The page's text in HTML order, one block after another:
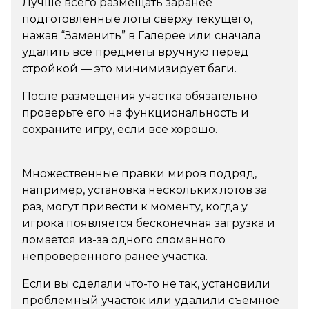
подготовленные лоты сверху текущего,
нажав “Заменить” в Галерее или сначала
удалить все предметы вручную перед
стройкой — это минимизирует баги.
После размещения участка обязательно
проверьте его на функциональность и
сохраните игру, если все хорошо.
Множественные правки миров подряд,
например, установка нескольких лотов за
раз, могут привести к моменту, когда у
игрока появляется бесконечная загрузка и
ломается из-за одного сломанного
непроверенного ранее участка.
Если вы сделали что-то не так, установили
проблемный участок или удалили съемное